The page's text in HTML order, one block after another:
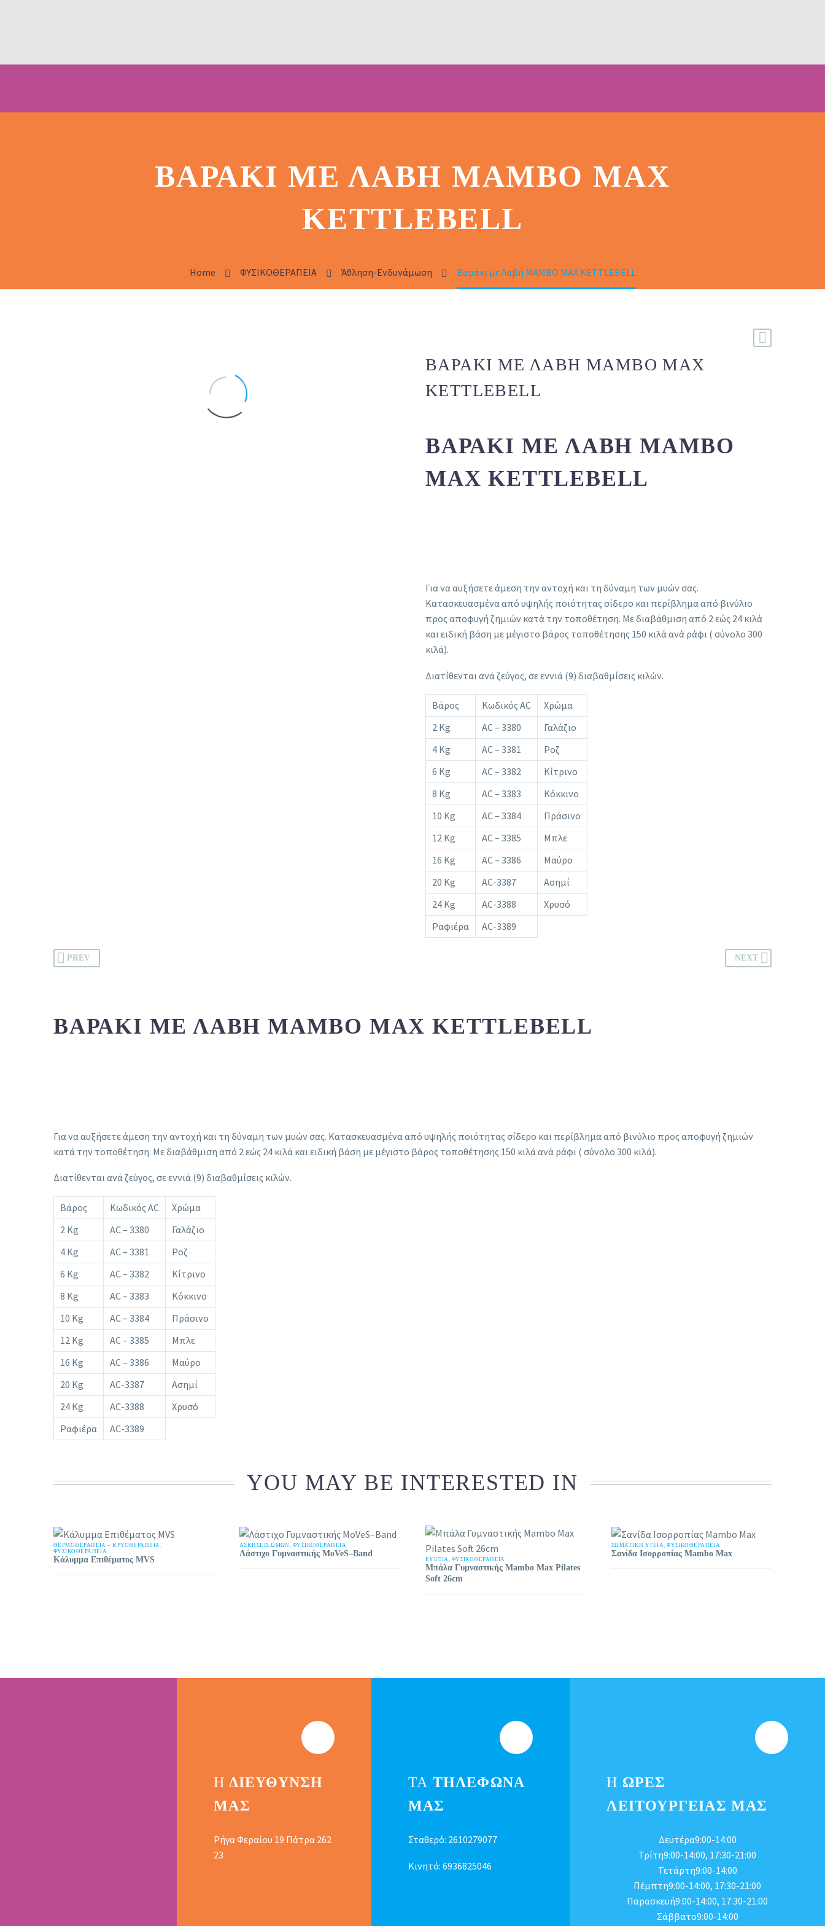
ΒΑΡΆΚΙ ΜΕ ΛΑΒΉ MAMBO MAX
KETTLEBELL
Home ΦΥΣΙΚΟΘΕΡΑΠΕΙΑ Άθληση-Ενδυνάμωση Βαράκι με Λαβή MAMBO MAX KETTLEBELL
ΒΑΡΆΚΙ ΜΕ ΛΑΒΉ MAMBO MAX
KETTLEBELL
ΒΑΡΆΚΙ ΜΕ ΛΑΒΉ MAMBO
MAX KETTLEBELL
Για να αυξήσετε άμεση την αντοχή και τη δύναμη των μυών σας.
Kατασκευασμένα από υψηλής ποιότητας σίδερο και περίβλημα από βινύλιο
προς αποφυγή ζημιών κατά την τοποθέτηση. Με διαβάθμιση από 2 εώς 24 κιλά
και ειδική βάση με μέγιστο βάρος τοποθέτησης 150 κιλά ανά ράφι ( σύνολο 300
κιλά).
Διατίθενται ανά ζεύγος, σε εννιά (9) διαβαθμίσεις κιλών.
Βάρος Κωδικός AC
Χρώμα
2 Kg
AC – 3380
Γαλάζιο
4 Kg
AC – 3381
Ροζ
6 Kg
AC – 3382
Κίτρινο
8 Kg
AC – 3383
Κόκκινο
10 Kg
AC – 3384
Πράσινο
12 Kg
AC – 3385
Μπλε
16 Kg
AC – 3386
Μαύρο
20 Kg
AC-3387
Ασημί
24 Kg
AC-3388
Χρυσό
Ραφιέρα
AC-3389
PREV NEXT
ΒΑΡΆΚΙ ΜΕ ΛΑΒΉ MAMBO MAX KETTLEBELL
Για να αυξήσετε άμεση την αντοχή και τη δύναμη των μυών σας. Kατασκευασμένα από υψηλής ποιότητας σίδερο και περίβλημα από βινύλιο προς αποφυγή ζημιών
κατά την τοποθέτηση. Με διαβάθμιση από 2 εώς 24 κιλά και ειδική βάση με μέγιστο βάρος τοποθέτησης 150 κιλά ανά ράφι ( σύνολο 300 κιλά).
Διατίθενται ανά ζεύγος, σε εννιά (9) διαβαθμίσεις κιλών.
Βάρος Κωδικός AC
Χρώμα
2 Kg
AC – 3380
Γαλάζιο
4 Kg
AC – 3381
Ροζ
6 Kg
AC – 3382
Κίτρινο
8 Kg
AC – 3383
Κόκκινο
10 Kg
AC – 3384
Πράσινο
12 Kg
AC – 3385
Μπλε
16 Kg
AC – 3386
Μαύρο
20 Kg
AC-3387
Ασημί
24 Kg
AC-3388
Χρυσό
Ραφιέρα
AC-3389
YOU MAY BE INTERESTED IN
ΘΕΡΜΟΘΕΡΑΠΕΊΑ – ΚΡΥΟΘΕΡΑΠΕΊΑ
ΦΥΣΙΚΟΘΕΡΑΠΕΙΑ
Κάλυμμα Επιθέματος MVS
ΑΣΚΉΣΕΙΣ ΏΜΩΝ ΦΥΣΙΚΟΘΕΡΑΠΕΙΑ
Λάστιχο Γυμναστικής MoVeS–Band
ΕΥΕΞΊΑ, ΦΥΣΙΚΟΘΕΡΑΠΕΙΑ
Μπάλα Γυμναστικής Mambo Max Pilates
Soft 26cm
ΣΩΜΑΤΙΚΉ ΥΓΕΊΑ ,ΦΥΣΙΚΟΘΕΡΑΠΕΙΑ
Σανίδα Ισορροπίας Mambo Max
Η ΔΙΕΎΘΥΝΣΗ
ΜΑΣ
Ρήγα Φεραίου 19 Πάτρα 262
23
ΤΑ ΤΗΛΕΦΩΝΑ
ΜΑΣ
Σταθερό: 2610279077
Κινητό: 6936825046
Η ΩΡΕΣ
ΛΕΙΤΟΥΡΓΕΊΑΣ ΜΑΣ
Δευτέρα9:00-14:00
Τρίτη9:00-14:00, 17:30-21:00
Τετάρτη9:00-14:00
Πέμπτη9:00-14:00, 17:30-21:00
Παρασκευή9:00-14:00, 17:30-21:00
Σάββατο9:00-14:00